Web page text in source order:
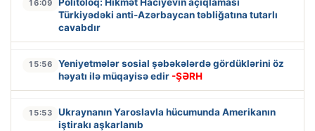
16:09
Türkiyədəki anti-Azərbaycan təbliğatına tutarlı
cavabdır
15:56
Yeniyetmələr sosial şəbəkələrdə gördüklərini öz
həyatı ilə müqayisə edir -ŞƏRH
15:53
Ukraynanın Yaroslavla hücumunda Amerikanın
iştirakı aşkarlanıb